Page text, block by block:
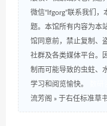
微信“lfgorg”联系我们
题。本馆所有内容为本
馆同意前，禁止复制、
社群及各类媒体平台。
制而可能导致的虫蛀、
学习和阅览愉快。
流芳阁 » 于右任标准草